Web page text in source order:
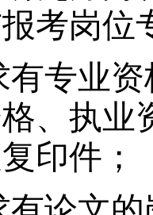
考岗位
有专业
、执业
印件；